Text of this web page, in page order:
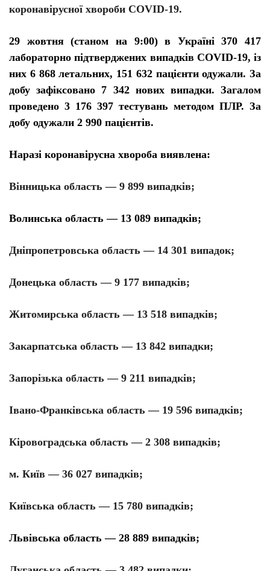
коронавірусної хвороби COVID-19.
29 жовтня (станом на 9:00) в Україні 370 417
лабораторно підтверджених випадків COVID-19, із
них 6 868 летальних, 151 632 пацієнти одужали. За
добу зафіксовано 7 342 нових випадки. Загалом
проведено 3 176 397 тестувань методом ПЛР. За
добу одужали 2 990 пацієнтів.
Наразі коронавірусна хвороба виявлена:
Вінницька область — 9 899 випадків;
Волинська область — 13 089 випадків;
Дніпропетровська область — 14 301 випадок;
Донецька область — 9 177 випадків;
Житомирська область — 13 518 випадків;
Закарпатська область — 13 842 випадки;
Запорізька область — 9 211 випадків;
Івано-Франківська область — 19 596 випадків;
Кіровоградська область — 2 308 випадків;
м. Київ — 36 027 випадків;
Київська область — 15 780 випадків;
Львівська область — 28 889 випадків;